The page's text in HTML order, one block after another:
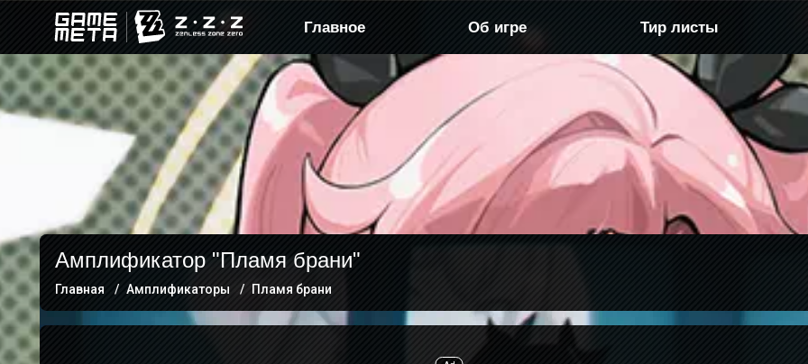
Главное Об игре Тир листы
Амплификатор "Пламя брани"
Главная Амплификаторы Пламя брани